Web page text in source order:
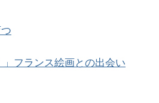
」フランス絵画との出会い